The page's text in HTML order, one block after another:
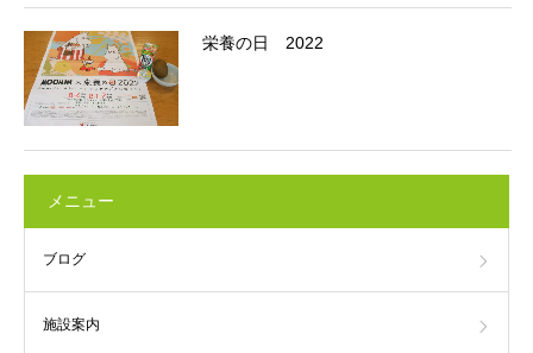
栄養の日 2022
メニュー
ブログ
施設案内